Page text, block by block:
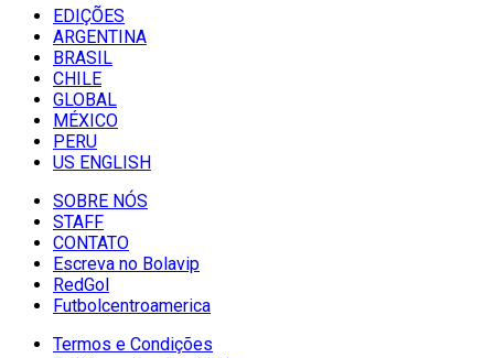
EDIÇÕES
ARGENTINA
BRASIL
CHILE
GLOBAL
MÉXICO
PERU
US ENGLISH
SOBRE NÓS
STAFF
CONTATO
Escreva no Bolavip
RedGol
Futbolcentroamerica
Termos e Condições